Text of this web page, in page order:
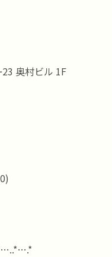
奥村ビル 1F